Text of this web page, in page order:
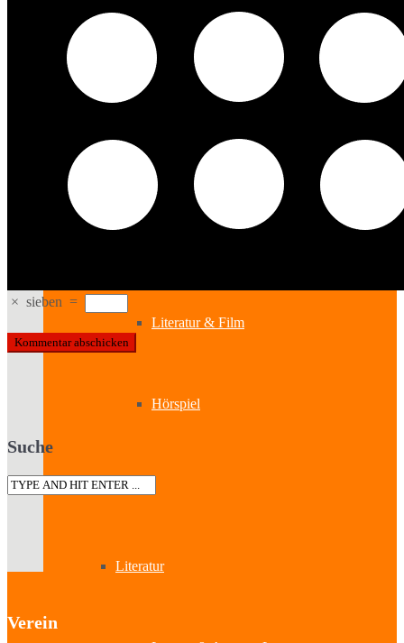
Workshops
Darstellende Kunst
Literatur & Film
Hörspiel
Musik
Literatur
× sieben =
Suche
Verein